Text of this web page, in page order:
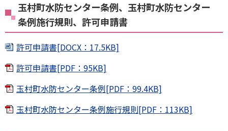
玉村町水防センター条例、玉村町水防センター
条例施行規則、許可申請書
許可申請書[DOCX：17.5KB]
許可申請書[PDF：95KB]
玉村町水防センター条例[PDF：99.4KB]
玉村町水防センター条例施行規則[PDF：113KB]